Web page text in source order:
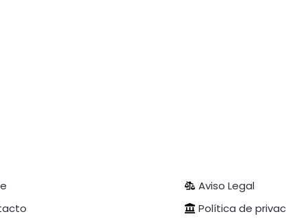
Aviso Legal
Política de